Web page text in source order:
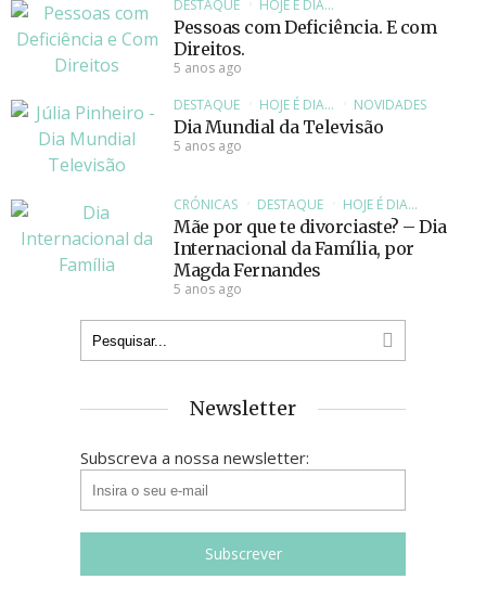
DESTAQUE HOJE É DIA...
Pessoas com Deficiência. E com
Direitos.
5 anos ago
DESTAQUE
HOJE É DIA... NOVIDADES
Dia Mundial da Televisão
5 anos ago
CRÓNICAS DESTAQUE HOJE É DIA...
Mãe por que te divorciaste? – Dia
Internacional da Família, por
Magda Fernandes
5 anos ago
Newsletter
Subscreva a nossa newsletter: